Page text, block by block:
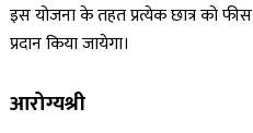
इस योजना के तहत प्रत्येक छात्र को
प्रदान किया जायेगा।
आरोग्यश्री